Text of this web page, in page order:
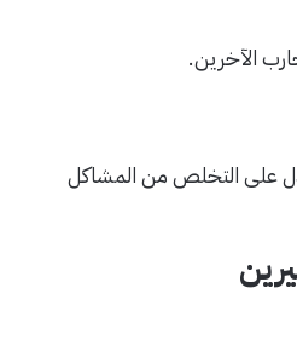
الآخرين.
على التخلص من المشاكل